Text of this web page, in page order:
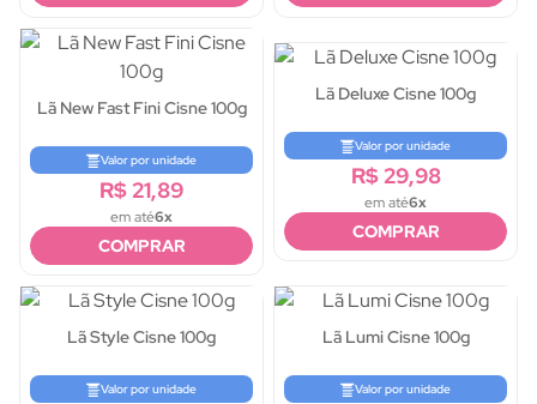
Lã New Fast Fini Cisne 100g
Valor por unidade
R$ 21,89
em até6x
COMPRAR
Lã Deluxe Cisne 100g
Valor por unidade
R$ 29,98
em até6x
COMPRAR
Lã Style Cisne 100g
Valor por unidade
Lã Lumi Cisne 100g
Valor por unidade